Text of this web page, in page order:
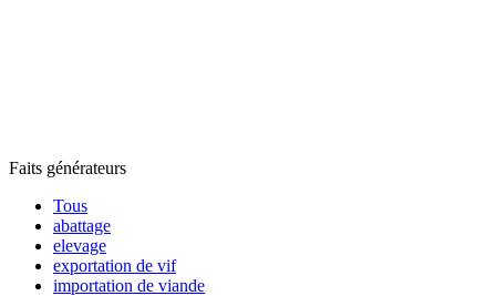
Faits générateurs
Tous
abattage
elevage
exportation de vif
importation de viande